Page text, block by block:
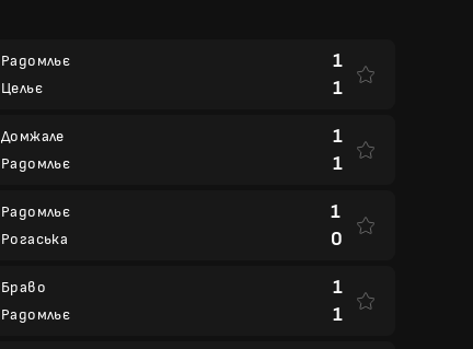
Радомльє
Цельє
1
1
Домжале
Радомльє
1
1
Радомльє
Рогаська
1
0
Браво
Радомльє
1
1